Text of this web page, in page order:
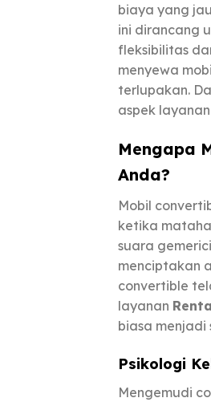
biaya yang
ini dirancang
fleksibilitas
menyewa
terlupakan.
aspek
Mengapa
Anda?
Mobil
ketika
suara
menciptakan
convertible
layanan
biasa
Psikologi
Mengemudi